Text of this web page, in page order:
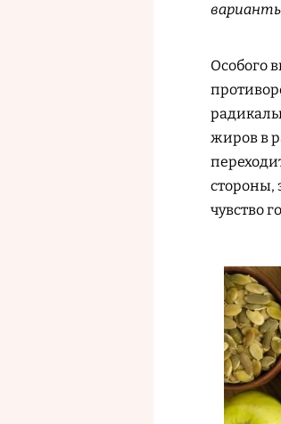
варианты
Особого
жиров в
стороны,
чувство